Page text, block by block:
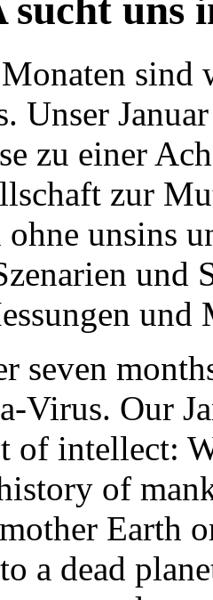
uns
Unser
zu einer
zur
ohne unsins
und
und
seven
Virus. Our
of intellect:
of
Earth
a dead